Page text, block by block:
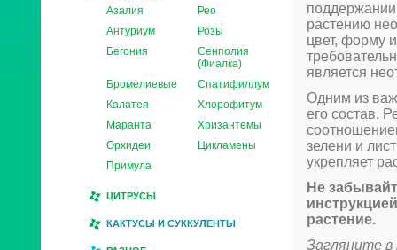
Азалия
Рео
Антуриум
Розы
Бегония
Сенполия
(Фиалка)
Бромелиевые
Спатифиллум
Калатея
Хлорофитум
Маранта
Хризантемы
Орхидеи
Цикламены
Примула
ЦИТРУСЫ
КАКТУСЫ И СУККУЛЕНТЫ
поддержании
растению
цвет, форму
является
Одним из
его состав.
зелени и
укрепляет
Не
растение.
Загляните в